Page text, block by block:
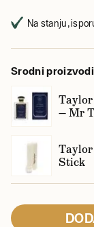
Na stanju,
Srodni proizvodi
Taylor
— Mr
Taylor
Stick